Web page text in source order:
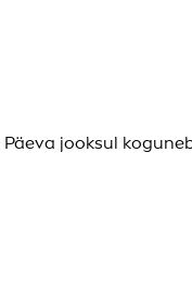
jooksul